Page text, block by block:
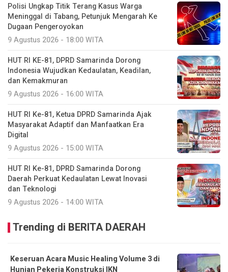
Polisi Ungkap Titik Terang Kasus Warga
Meninggal di Tabang, Petunjuk Mengarah Ke
Dugaan Pengeroyokan
9 Agustus 2026 - 18:00 WITA
HUT RI KE-81, DPRD Samarinda Dorong
Indonesia Wujudkan Kedaulatan, Keadilan,
dan Kemakmuran
9 Agustus 2026 - 16:00 WITA
HUT RI Ke-81, Ketua DPRD Samarinda Ajak
Masyarakat Adaptif dan Manfaatkan Era
Digital
9 Agustus 2026 - 15:00 WITA
HUT RI Ke-81, DPRD Samarinda Dorong
Daerah Perkuat Kedaulatan Lewat Inovasi
dan Teknologi
9 Agustus 2026 - 14:00 WITA
Trending di BERITA DAERAH
Keseruan Acara Music Healing Volume 3 di
Hunian Pekerja Konstruksi IKN